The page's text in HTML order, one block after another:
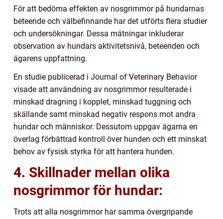
För att bedöma effekten av nosgrimmor på hundarnas
beteende och välbefinnande har det utförts flera studier
och undersökningar. Dessa mätningar inkluderar
observation av hundars aktivitetsnivå, beteenden och
ägarens uppfattning.
En studie publicerad i Journal of Veterinary Behavior
visade att användning av nosgrimmor resulterade i
minskad dragning i kopplet, minskad tuggning och
skällande samt minskad negativ respons mot andra
hundar och människor. Dessutom uppgav ägarna en
överlag förbättrad kontroll över hunden och ett minskat
behov av fysisk styrka för att hantera hunden.
4. Skillnader mellan olika
nosgrimmor för hundar:
Trots att alla nosgrimmor har samma övergripande